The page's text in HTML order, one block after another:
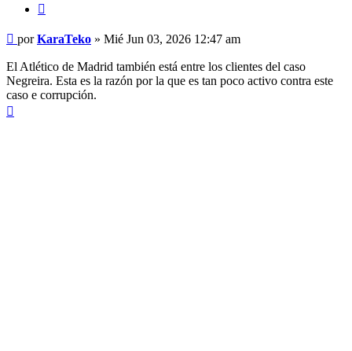
Mensaje
porKaraTeko » Mié Jun 03, 2026 12:47 am
El Atlético de Madrid también está entre los clientes del caso
Negreira. Esta es la razón por la que es tan poco activo contra este
caso e corrupción.